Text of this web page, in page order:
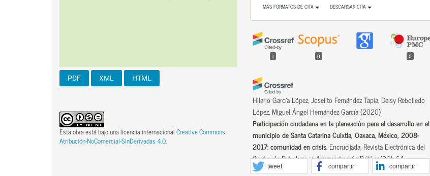
PDF XML HTML
Esta obra está bajo una licencia internacionalCreative Commons
Atribución-NoComercial-SinDerivadas 4.0.
MÁS FORMATOS DE CITA DESCARGAR CITA
1 0 0
Hilario García López, Joselito Fernández Tapia, Deisy Rebolledo
López, Miguel Ángel Hernández García(2020)
Participación ciudadana en la planeación para el desarrollo en el
municipio de Santa Catarina Cuixtla, Oaxaca, México, 2008-
2017: comunidad en crisis. Encrucijada, Revista Electrónica del
Centro de Estudios en Administración Pública(36), 64.
10.22201/fcpys.20071949e.2020.36.76284
tweet compartir compartir